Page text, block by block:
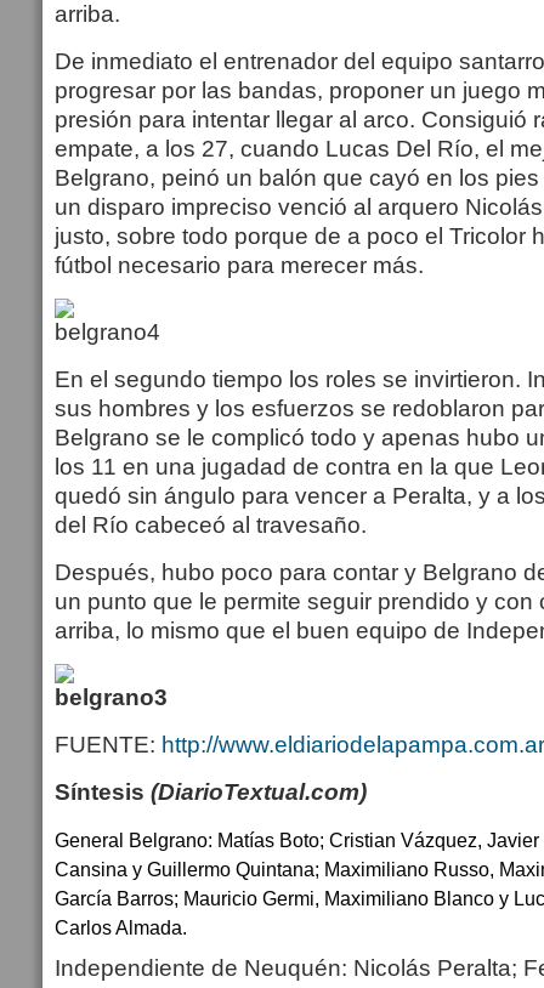
arriba.
De inmediato el entrenador del equipo
progresar por las bandas, proponer un juego
presión para intentar llegar al arco. Consiguió
empate, a los 27, cuando Lucas Del Río, el
Belgrano, peinó un balón que cayó en los
un disparo impreciso venció al arquero
justo, sobre todo porque de a poco el Tricolor
fútbol necesario para merecer más.
En el segundo tiempo los roles se invirtieron.
sus hombres y los esfuerzos se redoblaron
Belgrano se le complicó todo y apenas hubo
los 11 en una jugadad de contra en la que
quedó sin ángulo para vencer a Peralta, y a
del Río cabeceó al travesaño.
Después, hubo poco para contar y Belgrano
un punto que le permite seguir prendido y con
arriba, lo mismo que el buen equipo de
FUENTE: http://
Síntesis (DiarioTextual.com)
General Belgrano: Matías Boto; Cristian Vázquez,
Cansina y Guillermo Quintana; Maximiliano Russo,
García Barros; Mauricio Germi, Maximiliano Blanco y
Carlos Almada.
Independiente de Neuquén: Nicolás Peralta;